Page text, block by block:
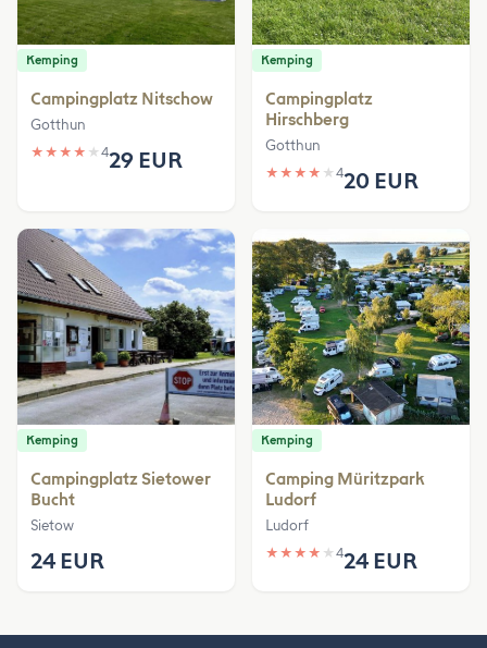
Kemping
Campingplatz Nitschow
Gotthun
★ ★ ★ ★ ★ 429 EUR
Kemping
Campingplatz
Hirschberg
Gotthun
★ ★ ★ ★ ★ 420 EUR
Kemping
Campingplatz Sietower
Bucht
Sietow
24 EUR
Kemping
Camping Müritzpark
Ludorf
Ludorf
★ ★ ★ ★ ★ 424 EUR